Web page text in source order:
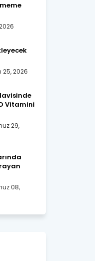
25, 2026
Vitamini
29,
08,